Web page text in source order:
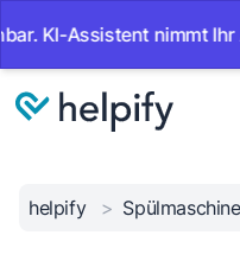
nimmt Ihr
helpify >